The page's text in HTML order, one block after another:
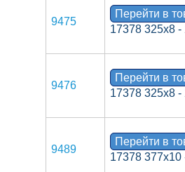
9475
Перейти в
17378 325х8 -
9476
Перейти в
17378 325х8 -
9489
Перейти в
17378 377х10